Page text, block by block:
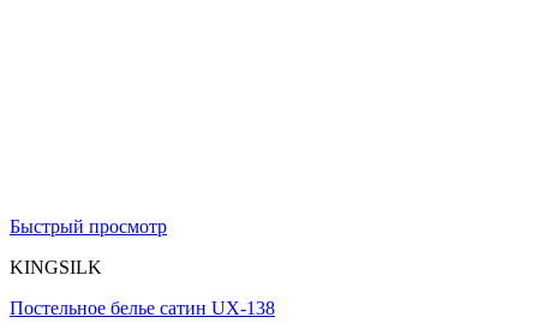
Быстрый просмотр
KINGSILK
Постельное белье сатин UX-138